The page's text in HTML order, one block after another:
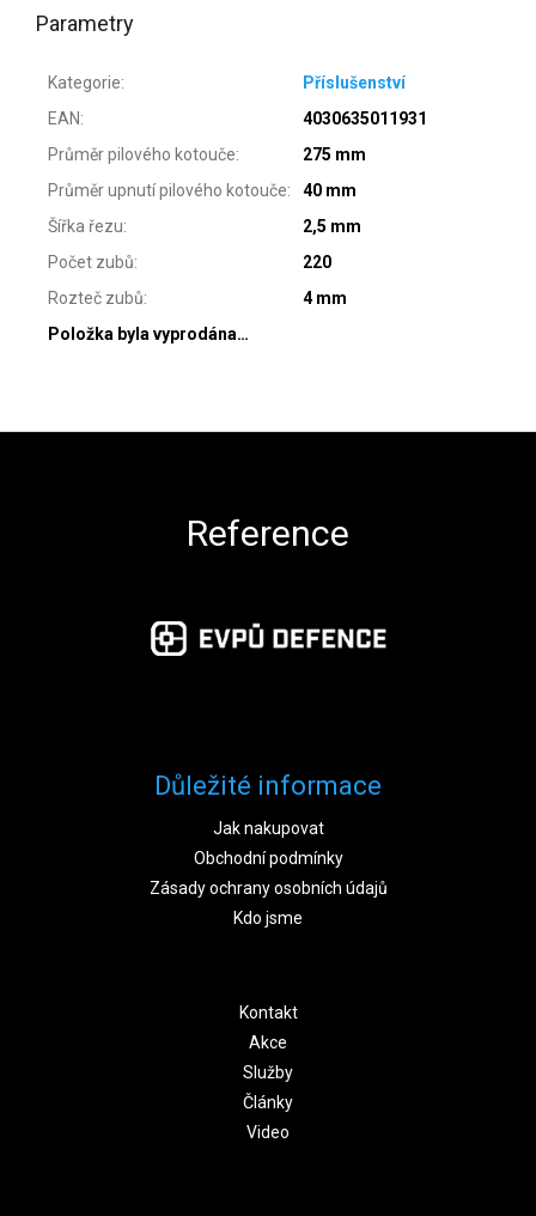
Parametry
Kategorie:
Příslušenství
EAN:
4030635011931
Průměr pilového kotouče:
275 mm
Průměr upnutí pilového kotouče:
40 mm
Šířka řezu:
2,5 mm
Počet zubů:
220
Rozteč zubů:
4 mm
Položka byla vyprodána…
Reference
Důležité informace
Jak nakupovat
Obchodní podmínky
Zásady ochrany osobních údajů
Kdo jsme
Kontakt
Akce
Služby
Články
Video